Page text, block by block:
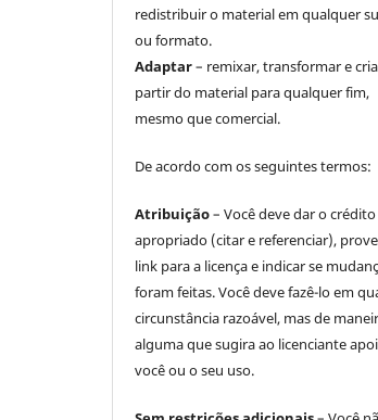
redistribuir o material em qualquer
ou formato.
Adaptar– remixar, transformar e
partir do material para qualquer fim,
mesmo que comercial.
De acordo com os seguintes termos:
Atribuição– Você deve dar o crédito
apropriado (citar e referenciar),
link para a licença e indicar se
foram feitas. Você deve fazê-lo em
circunstância razoável, mas de
alguma que sugira ao licenciante
você ou o seu uso.